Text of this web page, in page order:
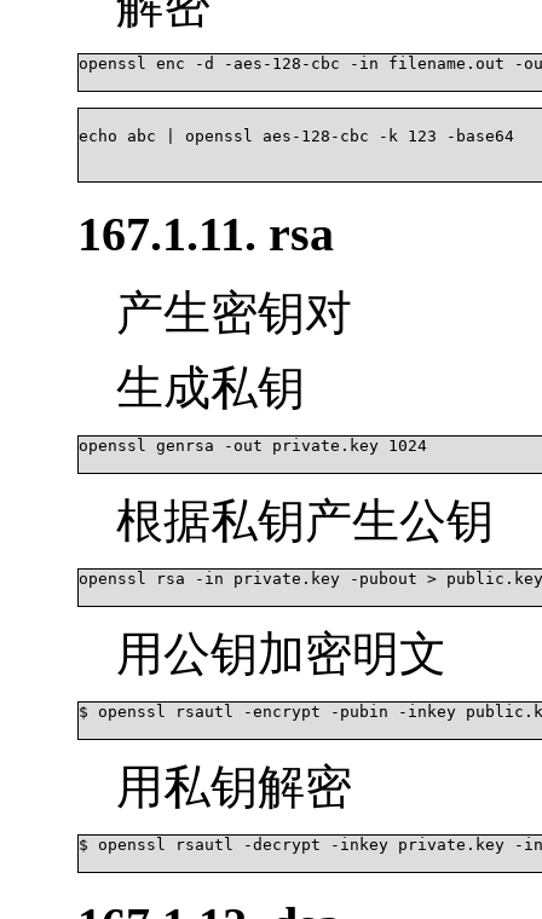
openssl enc -d -aes-128-cbc -in filename.out -
echo abc | openssl aes-128-cbc -k 123 -base64
167.1.11. rsa
产生密钥对
生成私钥
openssl genrsa -out private.key 1024
根据私钥产生公钥
openssl rsa -in private.key -pubout > public.key
用公钥加密明文
$ openssl rsautl -encrypt -pubin -inkey
用私钥解密
$ openssl rsautl -decrypt -inkey private.key -